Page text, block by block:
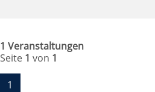
1 Veranstaltungen
Seite 1 von 1
1